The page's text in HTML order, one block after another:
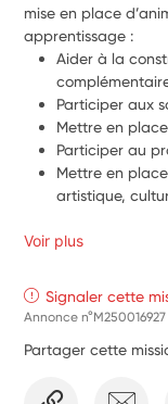
mise en place
apprentissage :
Aider à la
Participer aux
Mettre en
Participer au
Mettre en
artistique,
Voir plus
Signaler cette
Annonce
Partager cette